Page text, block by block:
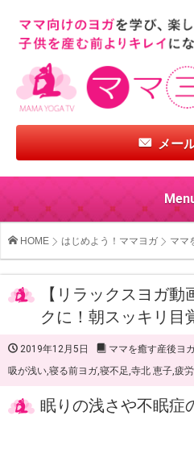
メー
HOME はじめよう！ママヨガ ママ
【リラックスヨガ
クに！朝スッキリ目
2019年12月5日 ママを癒す産後ヨ
吸が浅い,寝る前ヨガ,寝不足,寺北 恵子,疲
眠りの浅さや不眠症